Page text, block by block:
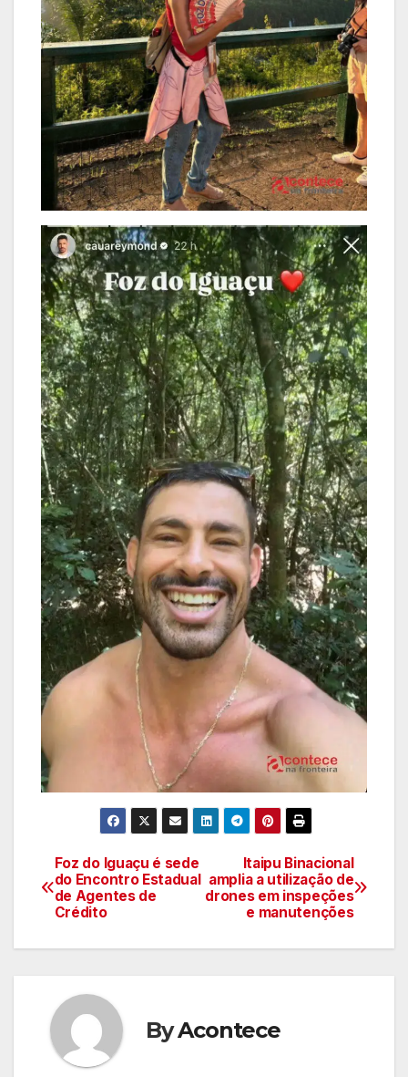
Navegação
de
artigos
Itaipu Binacional
amplia a utilização de
drones em inspeções
e manutenções
Foz do Iguaçu é sede
do Encontro Estadual
de Agentes de
Crédito
ByAcontece